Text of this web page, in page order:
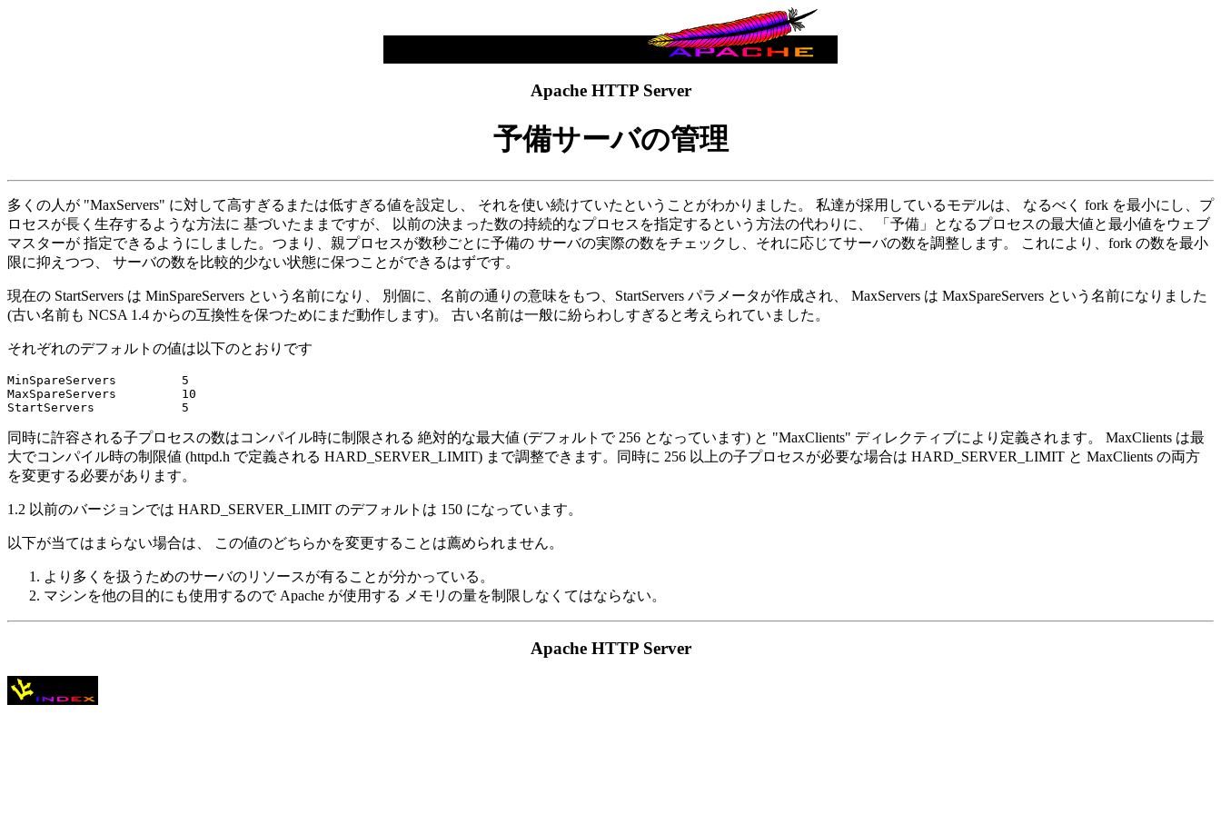
Apache HTTP Server
予備サーバの管理
多くの人が "MaxServers" に対して高すぎるまたは低すぎる値を設定し、 それを使い続けていたということがわかりました。 私達が採用しているモデルは、 なるべく fork を最小にし、プ
ロセスが長く生存するような方法に 基づいたままですが、 以前の決まった数の持続的なプロセスを指定するという方法の代わりに、 「予備」となるプロセスの最大値と最小値をウェブ
マスターが 指定できるようにしました。つまり、親プロセスが数秒ごとに予備の サーバの実際の数をチェックし、それに応じてサーバの数を調整します。 これにより、fork の数を最小
限に抑えつつ、 サーバの数を比較的少ない状態に保つことができるはずです。
現在の StartServers は MinSpareServers という名前になり、 別個に、名前の通りの意味をもつ、StartServers パラメータが作成され、 MaxServers は MaxSpareServers という名前になりました
(古い名前も NCSA 1.4 からの互換性を保つためにまだ動作します)。 古い名前は一般に紛らわしすぎると考えられていました。
それぞれのデフォルトの値は以下のとおりです
MinSpareServers         5
MaxSpareServers         10
同時に許容される子プロセスの数はコンパイル時に制限される 絶対的な最大値 (デフォルトで 256 となっています) と "MaxClients" ディレクティブにより定義されます。 MaxClients は最
大でコンパイル時の制限値 (httpd.h で定義される HARD_SERVER_LIMIT) まで調整できます。同時に 256 以上の子プロセスが必要な場合は HARD_SERVER_LIMIT と MaxClients の両方
を変更する必要があります。
1.2 以前のバージョンでは HARD_SERVER_LIMIT のデフォルトは 150 になっています。
以下が当てはまらない場合は、 この値のどちらかを変更することは薦められません。
より多くを扱うためのサーバのリソースが有ることが分かっている。
マシンを他の目的にも使用するので Apache が使用する メモリの量を制限しなくてはならない。
Apache HTTP Server